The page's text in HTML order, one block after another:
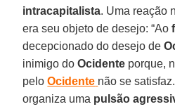
intracapitalista. Uma reação
era seu objeto de desejo: “Ao
decepcionado do desejo de
inimigo doOcidente porque,
peloOcidente não se
organiza uma pulsão